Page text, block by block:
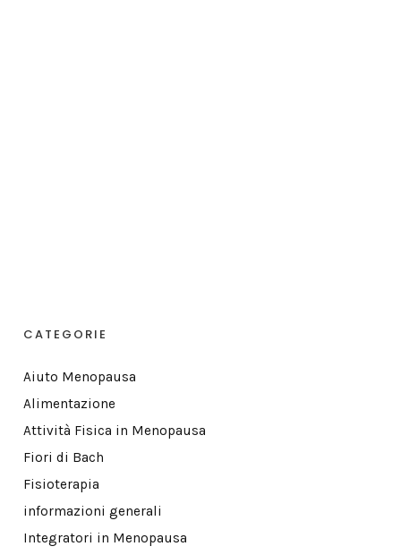
CATEGORIE
Aiuto Menopausa
Alimentazione
Attività Fisica in Menopausa
Fiori di Bach
Fisioterapia
informazioni generali
Integratori in Menopausa